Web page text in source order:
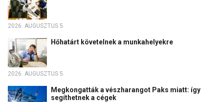
2026. AUGUSZTUS 5.
Hőhatárt követelnek a munkahelyekre
2026. AUGUSZTUS 5.
Megkongatták a vészharangot Paks miatt: így
segíthetnek a cégek